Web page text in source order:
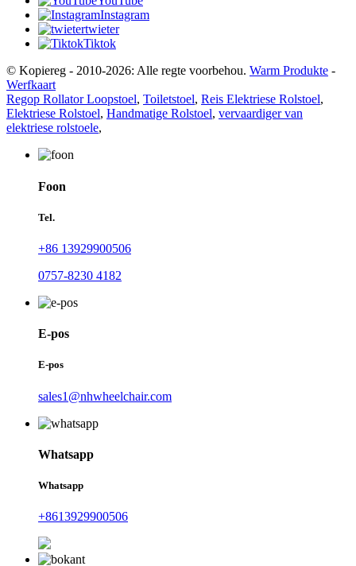
Instagram
twieter
Tiktok
© Kopiereg - 2010-2026: Alle regte voorbehou. Warm Produkte -
Werfkaart
Regop Rollator Loopstoel, Toiletstoel, Reis Elektriese Rolstoel,
Elektriese Rolstoel, Handmatige Rolstoel, vervaardiger van
elektriese rolstoele,
Foon
Tel.
+86 13929900506
0757-8230 4182
E-pos
E-pos
sales1@nhwheelchair.com
Whatsapp
Whatsapp
+8613929900506